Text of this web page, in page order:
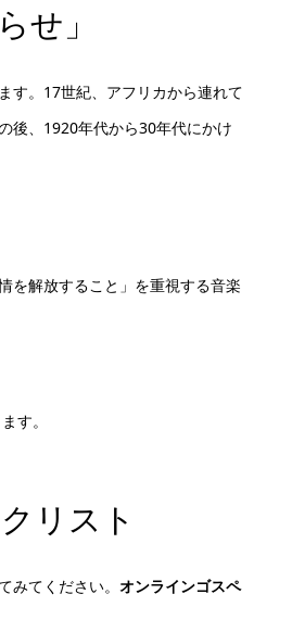
せ」
す。17世紀、アフリカから連れて
後、1920年代から30年代にかけ
を解放すること」を重視する音楽
す。
リスト
てください。 オンラインゴスペ